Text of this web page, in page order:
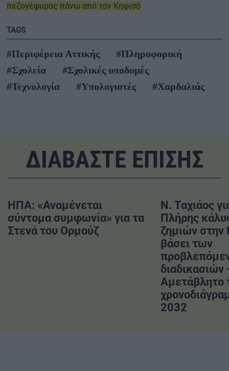
πεζογέφυρας πάνω από τον Κηφισό
TAGS
#Περιφέρεια Αττικής
#Πληροφορική
#Σχολεία
#Σχολικές υποδομές
#Τεχνολογία
#Υπολογιστές #Χαρδαλιάς
ΔΙΑΒΑΣΤΕ ΕΠΙΣΗΣ
ΗΠΑ: «Αναμένεται
σύντομα συμφωνία» για τα
Στενά του Ορμούζ
Ν. Ταχιάος
Πλήρης
ζημιών στην
βάσει των
διαδικασιών
Αμετάβλητο
2032